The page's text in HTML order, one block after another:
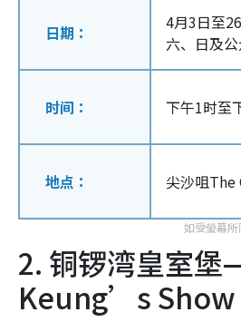
日期：
4月3日至
六、日及公
时间： 下午1时至
地点： 尖沙咀The
2. 铜锣湾皇室
Keung’s Show